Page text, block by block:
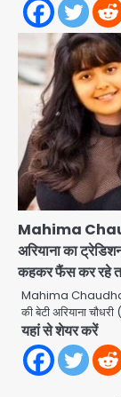
Mahima
अरियाना का
कहकर फैंस कर रहे
Mahima Chaudhary
की बेटी अरियाना
यहां से शेयर करें
4
5
1